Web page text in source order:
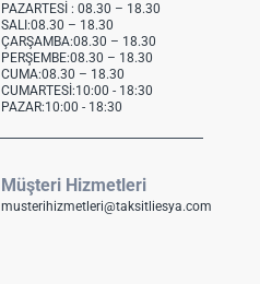
PAZARTESİ : 08.30 – 18.30
SALI:08.30 – 18.30
ÇARŞAMBA:08.30 – 18.30
PERŞEMBE:08.30 – 18.30
CUMA:08.30 – 18.30
CUMARTESİ:10:00 - 18:30
PAZAR:10:00 - 18:30
Müşteri Hizmetleri
musterihizmetleri@taksitliesya.com